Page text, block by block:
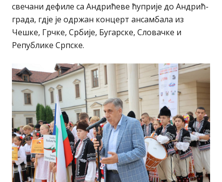
свечани дефиле са Андрићеве ћуприје до Андрић-
града, гдје је одржан концерт ансамбала из
Чешке, Грчке, Србије, Бугарске, Словачке и
Републике Српске.